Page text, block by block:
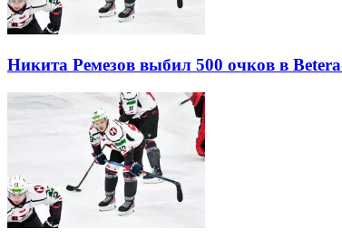
Никита Ремезов выбил 500 очков в